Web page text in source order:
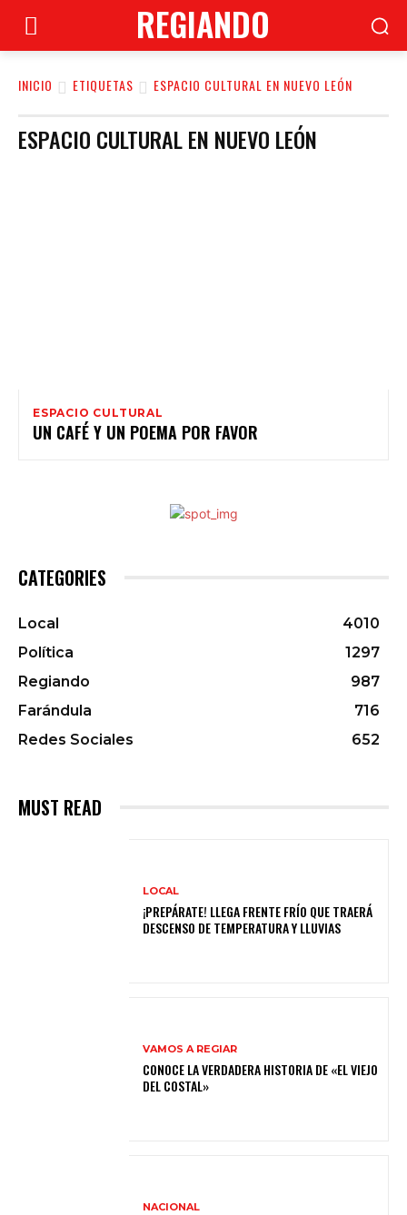
REGIANDO
INICIO ETIQUETAS ESPACIO CULTURAL EN NUEVO LEÓN
ESPACIO CULTURAL EN NUEVO LEÓN
ESPACIO CULTURAL
UN CAFÉ Y UN POEMA POR FAVOR
CATEGORIES
Local
4010
Política
1297
Regiando
987
Farándula
716
Redes Sociales
652
MUST READ
LOCAL
¡PREPÁRATE! LLEGA FRENTE FRÍO QUE TRAERÁ
DESCENSO DE TEMPERATURA Y LLUVIAS
VAMOS A REGIAR
CONOCE LA VERDADERA HISTORIA DE «EL VIEJO
DEL COSTAL»
NACIONAL